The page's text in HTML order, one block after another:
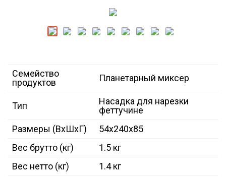
Семейство
продуктов
Планетарный миксер
Тип
Насадка для нарезки
феттучине
Размеры (ВxШxГ)
54x240x85
Вес брутто (кг)
1.5 кг
Вес нетто (кг)
1.4 кг